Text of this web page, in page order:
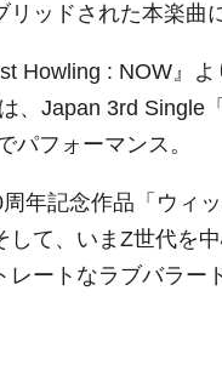
ッドされた本楽曲
Howling : NOW』よ
、Japan 3rd Single
フォーマンス。
年記念作品「ウィ
して、いまZ世代を
ートなラブバラー